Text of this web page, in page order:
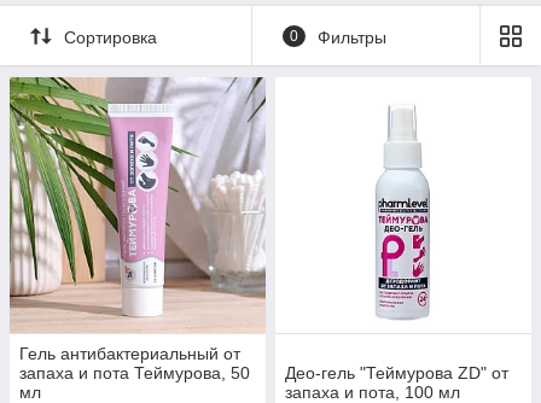
Сортировка 0 Фильтры
Гель антибактериальный от
запаха и пота Теймурова, 50
мл
Део-гель "Теймурова ZD" от
запаха и пота, 100 мл